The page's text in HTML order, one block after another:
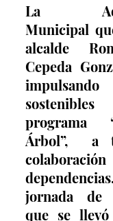
La
Municipal
alcalde
Cepeda
programa
Árbol”,  a
jornada de
que se